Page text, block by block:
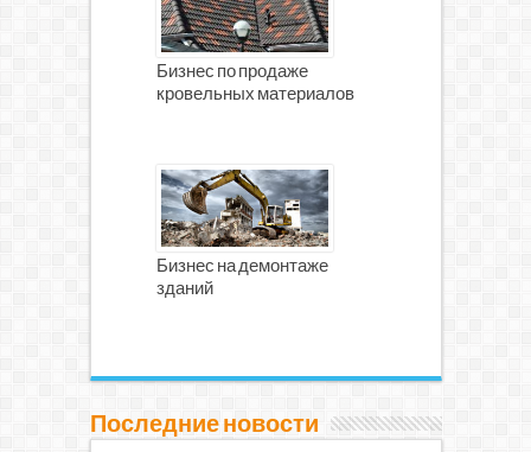
Бизнес по продаже
кровельных материалов
Бизнес на демонтаже
зданий
Последние новости